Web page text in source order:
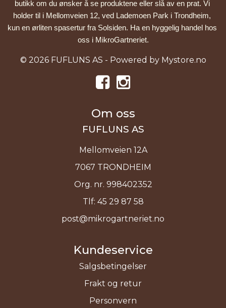
butikk om du ønsker å se produktene eller slå av en prat. Vi
holder til i Mellomveien 12, ved Lademoen Park i Trondheim,
kun en ørliten spasertur fra Solsiden. Ha en hyggelig handel hos
oss i MikroGartneriet.
© 2026 FUFLUNS AS - Powered by Mystore.no
Om oss
FUFLUNS AS
Mellomveien 12A
7067 TRONDHEIM
Org. nr. 998402352
Tlf: 45 29 87 58
post@mikrogartneriet.no
Kundeservice
Salgsbetingelser
Frakt og retur
Personvern